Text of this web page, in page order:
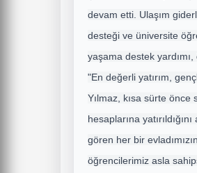
devam etti. Ulaşım
desteği ve üniversite
yaşama destek
"En değerli yatırım,
Yılmaz, kısa sürte
hesaplarına
gören her bir
öğrencilerimiz asla